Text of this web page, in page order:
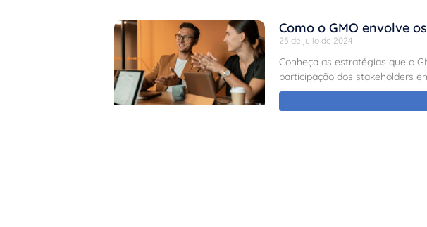
Como o GMO envolve
25 de julio de 2024
Conheça as estratégias que o
participação dos stakeholders